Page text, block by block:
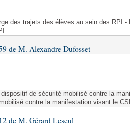
des trajets des élèves au sein des RPI -
de M. Alexandre Dufosset
de sécurité mobilisé contre la
contre la manifestation visant le
de M. Gérard Leseul